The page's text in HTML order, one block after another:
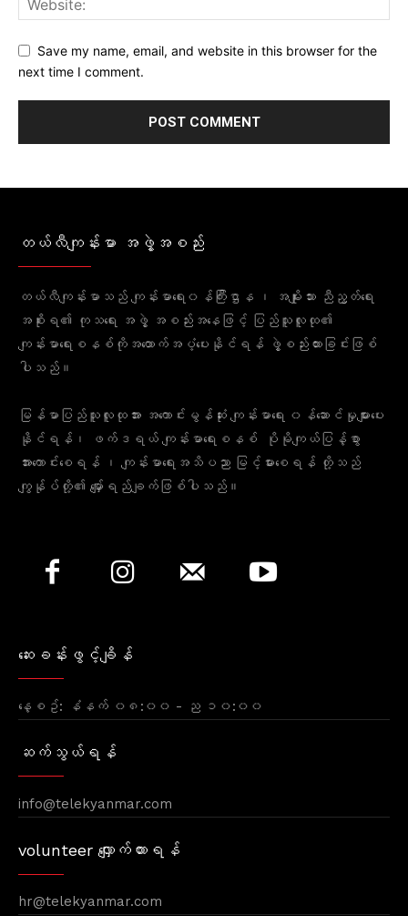
Save my name, email, and website in this browser for the
next time I comment.
တယ်လီကျန်းမာ အဖွဲ့အစည်း
တယ်လီကျန်းမာသည် ကျန်းမာရေး၀န်ကြီးဌာန ၊ အမျိုးသား ညီညွတ်ရေး
အစိုးရ၏ ကုသရေး အဖွဲ့ အစည်းအနေဖြင့် ပြည်သူလူထု၏
ကျန်းမာရေးစနစ်ကိုအထောက်အပံ့ပေးနိုင်ရန် ဖွဲ့စည်းထားခြင်းဖြစ်
ပါသည်။
မြန်မာပြည်သူလူထုအား အကောင်းမွန်ဆုံး ကျန်းမာရေး ၀န်ဆောင်မှုများပေး
နိုင်ရန်၊ ဖက်ဒရယ် ကျန်းမာရေးစနစ် ပိုမိုကျယ်ပြန့်စွာ
အားကောင်းစေရန် ၊ ကျန်းမာရေးအသိပညာ မြင့်မားစေရန် တို့သည်
ကျွန်ုပ်တို့၏ မျှော်ရည်ချက်ဖြစ်ပါသည်။
ဆေးခန်းဖွင့်ချိန်
နေ့စဥ်: နံနက် ၀၈:၀၀ - ည ၁၀:၀၀
ဆက်သွယ်ရန်
info@telekyanmar.com
volunteer လျှောက်ထားရန်
hr@telekyanmar.com